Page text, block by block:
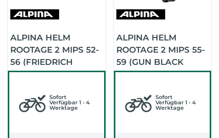
ALPINA HELM
ROOTAGE 2 MIPS 52-
56 (FRIEDRICH
ARTIST SERIES)
Sofort
Verfügbar 1 - 4
Werktage
ALPINA HELM
ROOTAGE 2 MIPS 55-
59 (GUN BLACK
NEON)
Sofort
Verfügbar 1 - 4
Werktage